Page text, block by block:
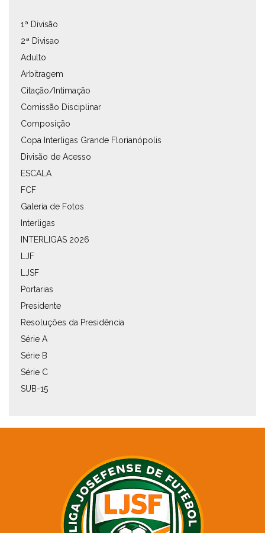
1ª Divisão
2ª Divisao
Adulto
Arbitragem
Citação/Intimação
Comissão Disciplinar
Composição
Copa Interligas Grande Florianópolis
Divisão de Acesso
ESCALA
FCF
Galeria de Fotos
Interligas
INTERLIGAS 2026
LJF
LJSF
Portarias
Presidente
Resoluções da Presidência
Série A
Série B
Série C
SUB-15